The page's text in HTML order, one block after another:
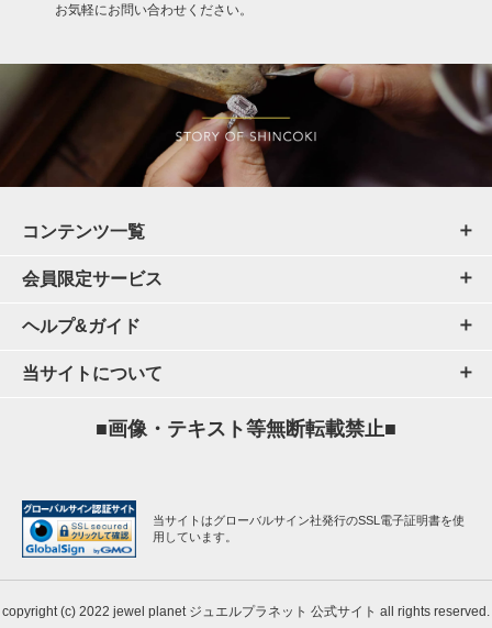
お気軽にお問い合わせください。
コンテンツ一覧
会員限定サービス
ヘルプ&ガイド
当サイトについて
■画像・テキスト等無断転載禁止■
当サイトはグローバルサイン社発行のSSL電子証明書を使
用しています。
copyright (c) 2022 jewel planet ジュエルプラネット 公式サイト all rights reserved.